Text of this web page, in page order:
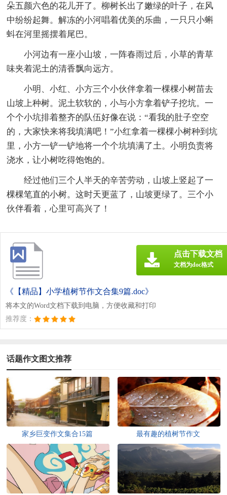
朵五颜六色的花儿开了。柳树长出了嫩绿的叶子，在风
中纷纷起舞。解冻的小河唱着优美的乐曲，一只只小蝌
蚪在河里摇摆着尾巴。
小河边有一座小山坡，一阵春雨过后，小草的青草
味夹着泥土的清香飘向远方。
小明、小红、小方三个小伙伴拿着一棵棵小树苗去
山坡上种树。泥土软软的，小与小方拿着铲子挖坑。一
个个小坑排着整齐的队伍好像在说：“看我的肚子空空
的，大家快来将我填满吧！”小红拿着一棵棵小树种到坑
里，小方一铲一铲地将一个个坑填满了土。小明负责将
浇水，让小树吃得饱饱的。
经过他们三个人半天的辛苦劳动，山坡上竖起了一
棵棵笔直的小树。这时天更蓝了，山坡更绿了。三个小
伙伴看着，心里可高兴了！
《【精品】小学植树节作文合集9篇.doc》
将本文的Word文档下载到电脑，方便收藏和打印
推荐度：
点击下载文档
文档为doc格式
话题作文图文推荐
家乡巨变作文集合15篇 最有趣的植树节作文